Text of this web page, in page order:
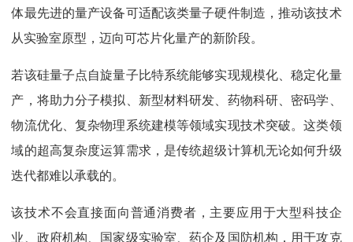
体最先进的量产设备可适配该类量子硬件制造，推动该技术
从实验室原型，迈向可芯片化量产的新阶段。
若该硅量子点自旋量子比特系统能够实现规模化、稳定化量
产，将助力分子模拟、新型材料研发、药物科研、密码学、
物流优化、复杂物理系统建模等领域实现技术突破。这类领
域的超高复杂度运算需求，是传统超级计算机无论如何升级
迭代都难以承载的。
该技术不会直接面向普通消费者，主要应用于大型科技企
业、政府机构、国家级实验室、药企及国防机构，用于攻克